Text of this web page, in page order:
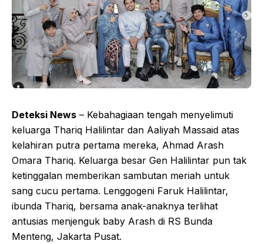
Deteksi News – Kebahagiaan tengah menyelimuti
keluarga Thariq Halilintar dan Aaliyah Massaid atas
kelahiran putra pertama mereka, Ahmad Arash
Omara Thariq. Keluarga besar Gen Halilintar pun tak
ketinggalan memberikan sambutan meriah untuk
sang cucu pertama. Lenggogeni Faruk Halilintar,
ibunda Thariq, bersama anak-anaknya terlihat
antusias menjenguk baby Arash di RS Bunda
Menteng, Jakarta Pusat.